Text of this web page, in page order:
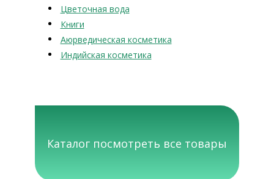
Цветочная вода
Книги
Аюрведическая косметика
Индийская косметика
Каталог посмотреть все товары